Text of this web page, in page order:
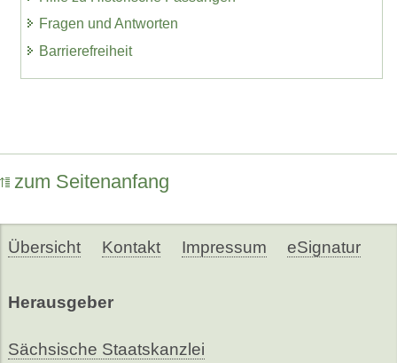
Fragen und Antworten
Barrierefreiheit
zum Seitenanfang
Übersicht Kontakt Impressum eSignatur
Herausgeber
Sächsische Staatskanzlei